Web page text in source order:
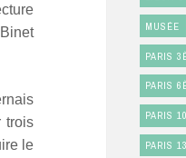
trois
le
MUSÉE
PARIS
PARIS
PARIS
PARIS